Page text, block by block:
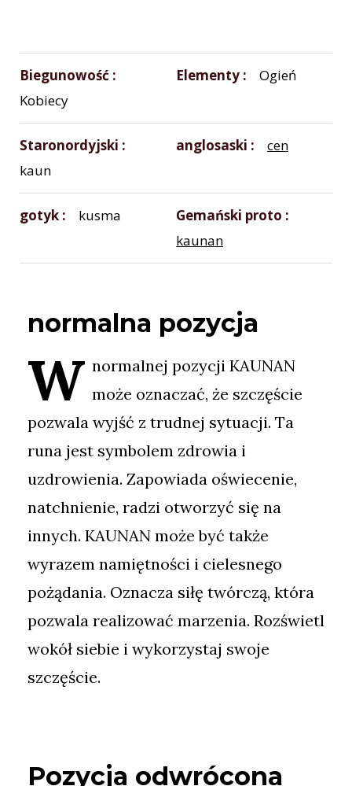
Biegunowość
Kobiecy
Elementy Ogień
Staronordyjski
kaun
anglosaski cen
gotyk kusma
Gemański proto
kaunan
normalna pozycja
W normalnej pozycji KAUNAN
może oznaczać, że szczęście
pozwala wyjść z trudnej sytuacji. Ta
runa jest symbolem zdrowia i
uzdrowienia. Zapowiada oświecenie,
natchnienie, radzi otworzyć się na
innych. KAUNAN może być także
wyrazem namiętności i cielesnego
pożądania. Oznacza siłę twórczą, która
pozwala realizować marzenia. Rozświetl
wokół siebie i wykorzystaj swoje
szczęście.
Pozycja odwrócona